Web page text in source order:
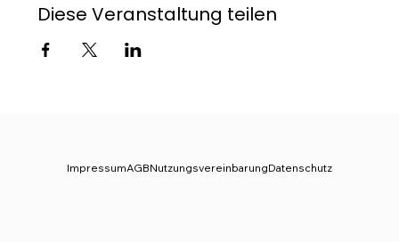
Diese Veranstaltung teilen
Datenschutz
Nutzungsvereinbarung
AGB
Impressum